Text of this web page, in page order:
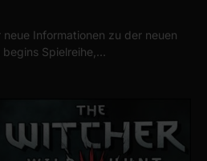
Informationen zu der neuen
Spielreihe,…